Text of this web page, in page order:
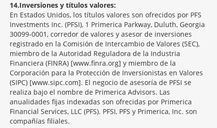
14 Inversiones y títulos valores:
En Estados Unidos, los títulos valores son ofrecidos por PFS
Investments Inc. (PFSI), 1 Primerica Parkway, Duluth, Georgia
30099-0001, corredor de valores y asesor de inversiones
registrado en la Comisión de Intercambio de Valores (SEC),
miembro de la Autoridad Reguladora de la Industria
Financiera (FINRA) [www.finra.org] y miembro de la
Corporación para la Protección de Inversionistas en Valores
(SIPC) [www.sipc.com]. El negocio de asesoría de PFSI se
realiza bajo el nombre de Primerica Advisors. Las
anualidades fijas indexadas son ofrecidas por Primerica
Financial Services, LLC (PFS). PFSI, PFS y Primerica, Inc. son
compañías filiales.